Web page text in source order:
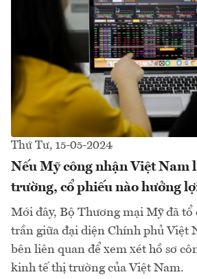
Thứ Tư, 15-05-2024
Nếu Mỹ công nhận Việt Nam
trường, cổ phiếu nào hưởng
Mới đây, Bộ Thương mại Mỹ đã tổ
trần giữa đại diện Chính phủ Việt
bên liên quan để xem xét hồ sơ
kinh tế thị trường của Việt Nam.